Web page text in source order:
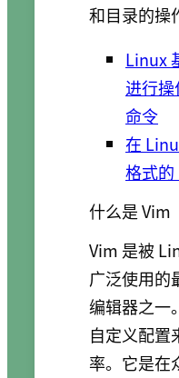
和目录的操
Linux
进行
命令
在
格式的
什么是 Vim
Vim 是被
广泛使用的
编辑器之一
自定义配置
率。它是在